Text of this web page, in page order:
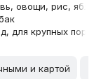
овощи, рис,
для крупных пород
и картой